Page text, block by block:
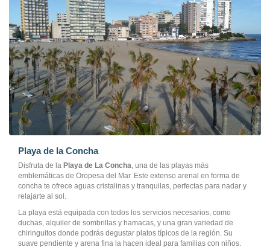
Playa de la Concha
Disfruta de la Playa de La Concha, una de las playas más
emblemáticas de Oropesa del Mar. Este extenso arenal en forma de
concha te ofrece aguas cristalinas y tranquilas, perfectas para nadar y
relajarte al sol.
La playa está equipada con todos los servicios necesarios, como
duchas, alquiler de sombrillas y hamacas, y una gran variedad de
chiringuitos donde podrás degustar platos típicos de la región. Su
suave pendiente y arena fina la hacen ideal para familias con niños.